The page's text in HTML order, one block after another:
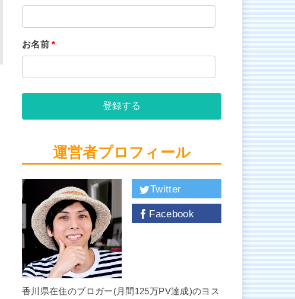
お名前*
登録する
運営者プロフィール
Twitter
Facebook
香川県在住のブロガー(月間125万PV達成)のヨス